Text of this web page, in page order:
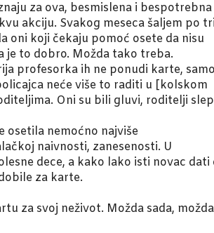
za ova, besmislena i bespotrebna
akciju. Svakog meseca šaljem po
oni koji čekaju pomoć osete da nisu
je to dobro. Možda tako treba.
profesorka ih ne ponudi karte,
neće više to raditi u [kolskom
Oni su bili gluvi, roditelji
osetila nemoćno najviše
naivnosti, zanesenosti. U
dece, a kako lako isti novac dati
za karte.
za svoj neživot. Možda sada, možda